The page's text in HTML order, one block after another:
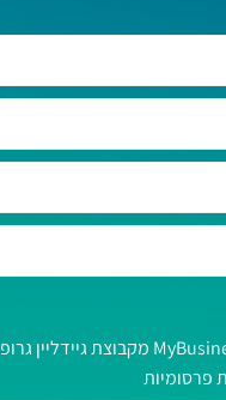
אני מאשר/ת לקבל מחברת MyBusiness מקבוצת גיידליין גרופ
פרסומיות